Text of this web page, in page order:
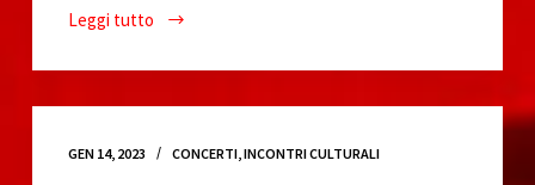
Leggi tutto
Polenta
GEN 14, 2023 CONCERTI, INCONTRI CULTURALI